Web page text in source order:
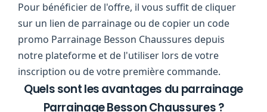
Pour bénéficier de l'offre, il vous suffit de cliquer
sur un lien de parrainage ou de copier un code
promo Parrainage Besson Chaussures depuis
notre plateforme et de l'utiliser lors de votre
inscription ou de votre première commande.
Quels sont les avantages du parrainage
Parrainage Besson Chaussures ?